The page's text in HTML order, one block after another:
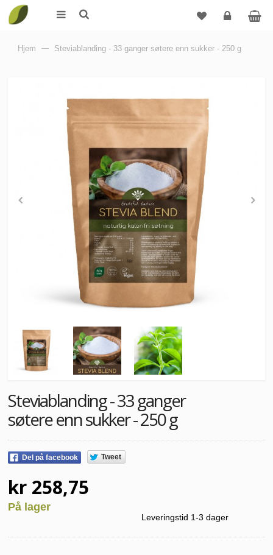
Logg
Hjem — Steviablanding - 33 ganger søtere enn sukker - 250 g
Steviablanding - 33 ganger
søtere enn sukker - 250 g
Del på facebook Tweet
kr 258,75
På lager
Leveringstid 1-3 dager